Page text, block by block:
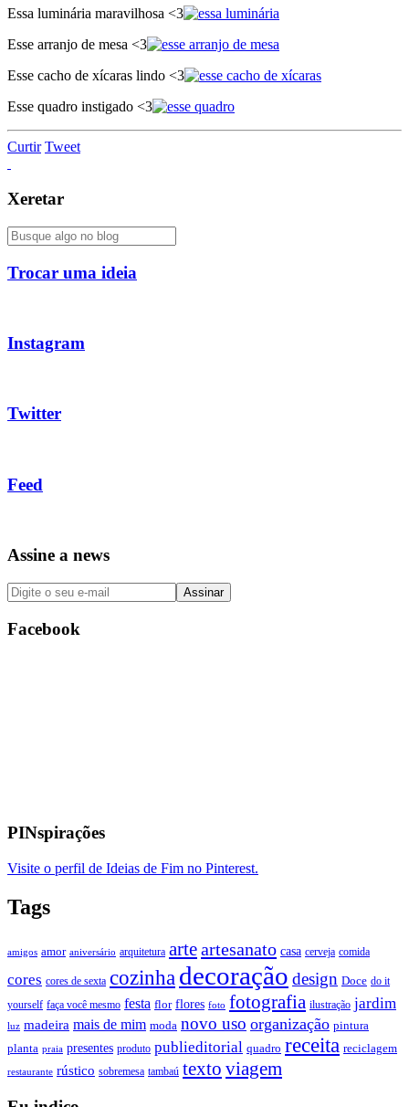
Essa luminária maravilhosa <3
Esse arranjo de mesa <3
Esse cacho de xícaras lindo <3
Esse quadro instigado <3
Curtir Tweet
Xeretar
Trocar uma ideia
Instagram
Twitter
Feed
Assine a news
Facebook
PINspirações
Visite o perfil de Ideias de Fim no Pinterest.
Tags
amigos amor aniversário arquitetura arteartesanato casa cerveja comida
cores cores de sexta cozinha decoração design Doce do it
yourself faça você mesmo festa flor flores foto fotografia ilustração jardim
luz madeira mais de mim moda novo uso organização pintura
planta praia presentes produto publieditorial quadro receita reciclagem
restaurante rústico sobremesa tambaú texto viagem